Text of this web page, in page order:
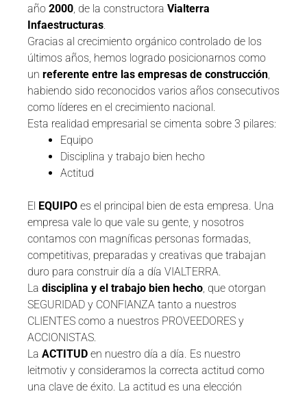
año 2000, de la constructora Vialterra
Infaestructuras.
Gracias al crecimiento orgánico controlado de los
últimos años, hemos logrado posicionarnos como
un referente entre las empresas de construcción,
habiendo sido reconocidos varios años consecutivos
como líderes en el crecimiento nacional.
Esta realidad empresarial se cimenta sobre 3 pilares:
Equipo
Disciplina y trabajo bien hecho
Actitud
El EQUIPO es el principal bien de esta empresa. Una
empresa vale lo que vale su gente, y nosotros
contamos con magníficas personas formadas,
competitivas, preparadas y creativas que trabajan
duro para construir día a día VIALTERRA.
La disciplina y el trabajo bien hecho, que otorgan
SEGURIDAD y CONFIANZA tanto a nuestros
CLIENTES como a nuestros PROVEEDORES y
ACCIONISTAS.
La ACTITUD en nuestro día a día. Es nuestro
leitmotiv y consideramos la correcta actitud como
una clave de éxito. La actitud es una elección